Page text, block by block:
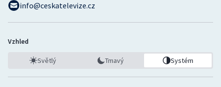
Stolní tenis
Veslování
Vodní slalom
info@ceskatelevize.cz
Vzhled
Světlý Tmavý Systém